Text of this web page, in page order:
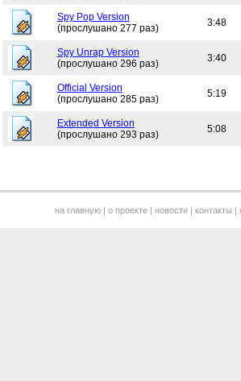
Spy Pop Version
(прослушано 277 раз)
3:48
Spy Unrap Version
(прослушано 296 раз)
3:40
Official Version
(прослушано 285 раз)
5:19
Extended Version
(прослушано 293 раз)
5:08
на главную| о проекте| новости| контакты |